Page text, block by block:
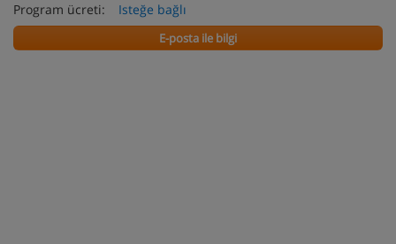
Program ücreti:
Isteğe bağlı
E-posta ile bilgi